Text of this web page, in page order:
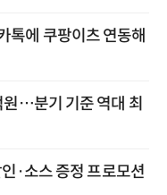
톡에 쿠팡이츠 연동해
…분기 기준 역대 최
·소스 증정 프로모션